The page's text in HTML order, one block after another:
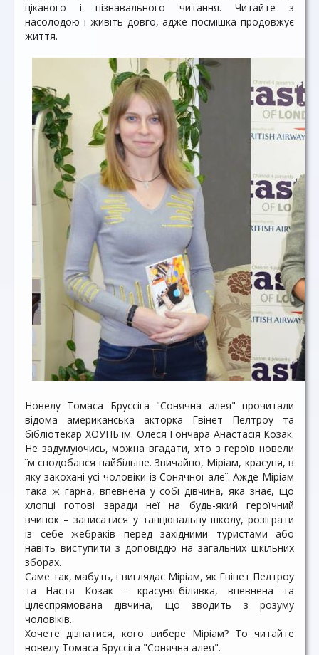
цікавого і пізнавального читання. Читайте з
насолодою і живіть довго, адже посмішка продовжує
життя.
Новелу Томаса Бруссіга "Сонячна алея" прочитали
відома американська акторка Гвінет Пелтроу та
бібліотекар ХОУНБ ім. Олеся Гончара Анастасія Козак.
Не задумуючись, можна вгадати, хто з героїв новели
їм сподобався найбільше. Звичайно, Міріам, красуня, в
яку закохані усі чоловіки із Сонячної алеї. Ажде Міріам
така ж гарна, впевнена у собі дівчина, яка знає, що
хлопці готові заради неї на будь-який героїчний
вчинок – записатися у танцювальну школу, розіграти
із себе жебраків перед західними туристами або
навіть виступити з доповіддю на загальних шкільних
зборах.
Саме так, мабуть, і виглядає Міріам, як Гвінет Пелтроу
та Настя Козак – красуня-білявка, впевнена та
цілеспрямована дівчина, що зводить з розуму
чоловіків.
Хочете дізнатися, кого вибере Міріам? То читайте
новелу Томаса Бруссіга "Сонячна алея".